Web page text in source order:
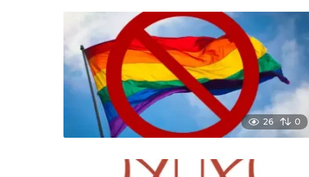
26 0